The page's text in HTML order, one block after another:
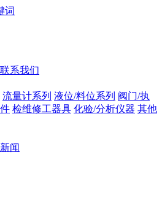
联系我们
流量计系列 液位/料位系列 阀门/执
检维修工器具 化验/分析仪器 其他
闻